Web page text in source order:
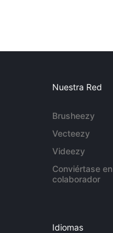
Nuestra Red
Brusheezy
Vecteezy
Videezy
Conviértase en
colaborador
Idiomas